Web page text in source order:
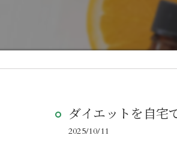
ダイエットを自宅
2025/10/11